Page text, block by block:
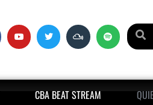
CBA BEAT STREAM